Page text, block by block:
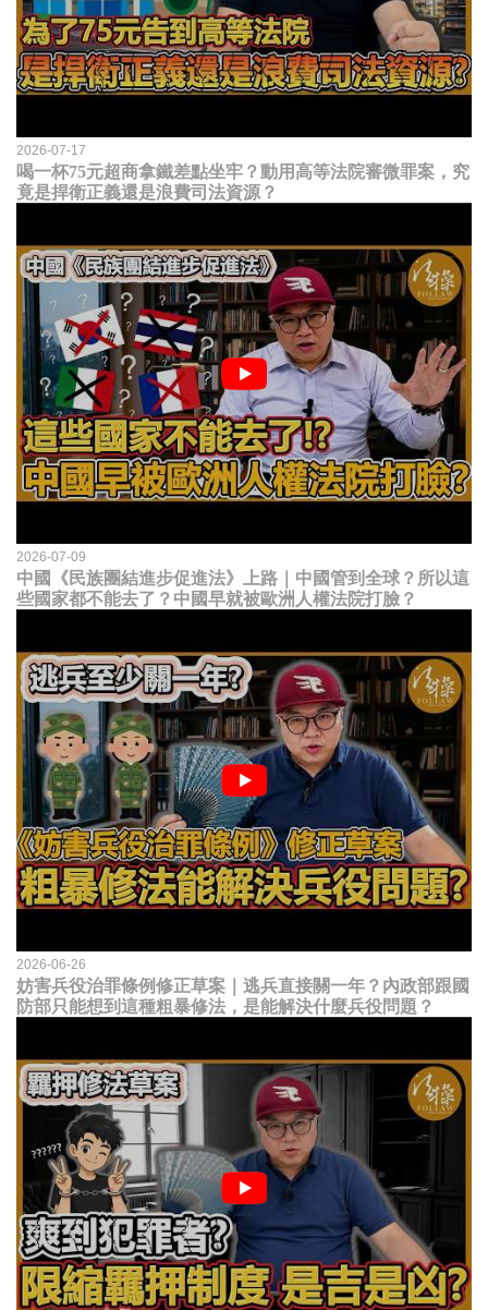
2026-07-17
喝一杯75元超商拿鐵差點坐牢？動用高等法院審微罪案，究
竟是捍衛正義還是浪費司法資源？
2026-07-09
中國《民族團結進步促進法》上路｜中國管到全球？所以這
些國家都不能去了？中國早就被歐洲人權法院打臉？
2026-06-26
妨害兵役治罪條例修正草案｜逃兵直接關一年？內政部跟國
防部只能想到這種粗暴修法，是能解決什麼兵役問題？